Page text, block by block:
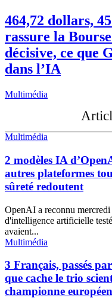
464,72 dollars,
rassure la
décisive, ce que
dans l’IA
Multimédia
Multimédia
2 modèles IA
autres plateformes
sûreté redoutent
OpenAI a reconnu
d'intelligence artificielle
avaient...
Multimédia
3 Français, passés
que cache le trio
championne